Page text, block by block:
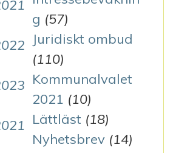
g (57)
Juridiskt ombud
(110)
Kommunalvalet
2021 (10)
Lättläst (18)
Nyhetsbrev (14)